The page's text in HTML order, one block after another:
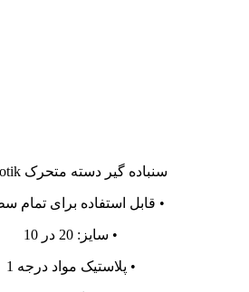
سنباده گیر دسته متحرک Robotik
• قابل استفاده برای تمام
• سایز: 20 در 10
• پلاستیک مواد درجه 1